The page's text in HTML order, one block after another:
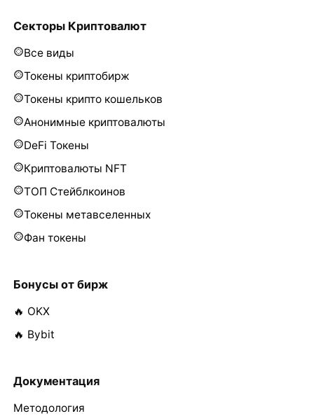
Секторы Криптовалют
Все виды
Токены криптобирж
Токены крипто кошельков
Анонимные криптовалюты
DeFi Токены
Криптовалюты NFT
ТОП Стейблкоинов
Токены метавселенных
Фан токены
Бонусы от бирж
🔥 OKX
🔥 Bybit
Документация
Методология